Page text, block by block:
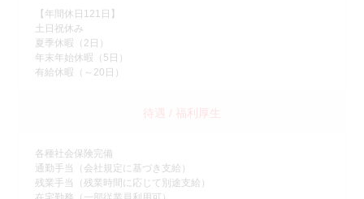
【年間休日121日】
土日祝休み
夏季休暇（2日）
年末年始休暇（5日）
有給休暇（～20日）
待遇 / 福利厚生
各種社会保険完備
通勤手当（会社規定に基づき支給）
残業手当（残業時間に応じて別途支給）